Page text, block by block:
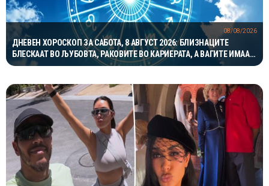
ДНЕВЕН ХОРОСКОП ЗА САБОТА, 8 АВГУСТ 2026: БЛИЗНАЦИТЕ
БЛЕСКААТ ВО ЉУБОВТА, РАКОВИТЕ ВО КАРИЕРАТА, А ВАГИТЕ ИМААТ
ОДЛИЧЕН ДЕН ЗА ХАРМОНИЈА
08/08/2026